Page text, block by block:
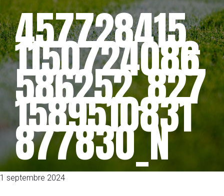
457728415_
1150724086
586252_827
1589510831
877830_N
1 septembre 2024